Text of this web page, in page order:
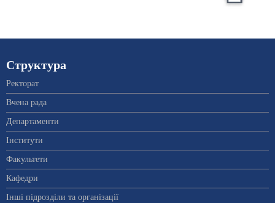
Структура
Ректорат
Вчена рада
Департаменти
Інститути
Факультети
Кафедри
Інші підрозділи та організації